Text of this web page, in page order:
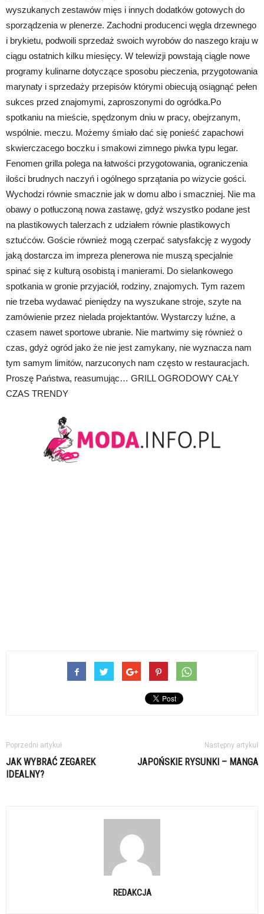
wyszukanych zestawów mięs i innych dodatków gotowych do
sporządzenia w plenerze. Zachodni producenci węgla drzewnego
i brykietu, podwoili sprzedaż swoich wyrobów do naszego kraju w
ciągu ostatnich kilku miesięcy. W telewizji powstają ciągle nowe
programy kulinarne dotyczące sposobu pieczenia, przygotowania
marynaty i sprzedaży przepisów którymi obiecują osiągnąć pełen
sukces przed znajomymi, zaproszonymi do ogródka.Po
spotkaniu na mieście, spędzonym dniu w pracy, obejrzanym,
wspólnie. meczu. Możemy śmiało dać się ponieść zapachowi
skwierczacego boczku i smakowi zimnego piwka typu legar.
Fenomen grilla polega na łatwości przygotowania, ograniczenia
ilości brudnych naczyń i ogólnego sprzątania po wizycie gości.
Wychodzi równie smacznie jak w domu albo i smaczniej. Nie ma
obawy o potłuczoną nowa zastawę, gdyż wszystko podane jest
na plastikowych talerzach z udziałem równie plastikowych
sztućców. Goście również mogą czerpać satysfakcję z wygody
jaką dostarcza im impreza plenerowa nie muszą specjalnie
spinać się z kulturą osobistą i manierami. Do sielankowego
spotkania w gronie przyjaciół, rodziny, znajomych. Tym razem
nie trzeba wydawać pieniędzy na wyszukane stroje, szyte na
zamówienie przez nielada projektantów. Wystarczy luźne, a
czasem nawet sportowe ubranie. Nie martwimy się również o
czas, gdyż ogród jako że nie jest zamykany, nie wyznacza nam
tym samym limitów, narzuconych nam często w restauracjach.
Proszę Państwa, reasumując… GRILL OGRODOWY CAŁY
CZAS TRENDY
Poprzedni artykuł
JAK WYBRAĆ ZEGAREK
IDEALNY?
Następny artykuł
JAPOŃSKIE RYSUNKI – MANGA
REDAKCJA